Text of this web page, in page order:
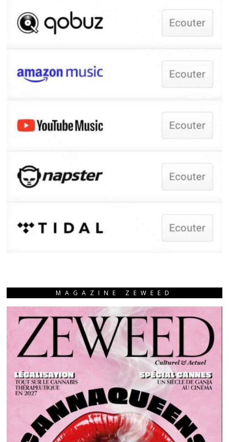
MAGAZINE ZEWEED